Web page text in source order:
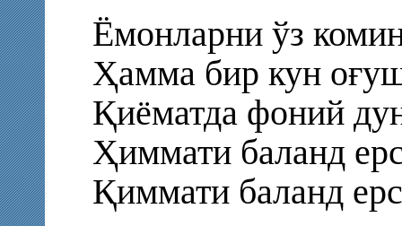
Ёмонларни ўз
Ҳамма бир кун
Қиёматда фоний
Ҳиммати баланд
Қиммати баланд